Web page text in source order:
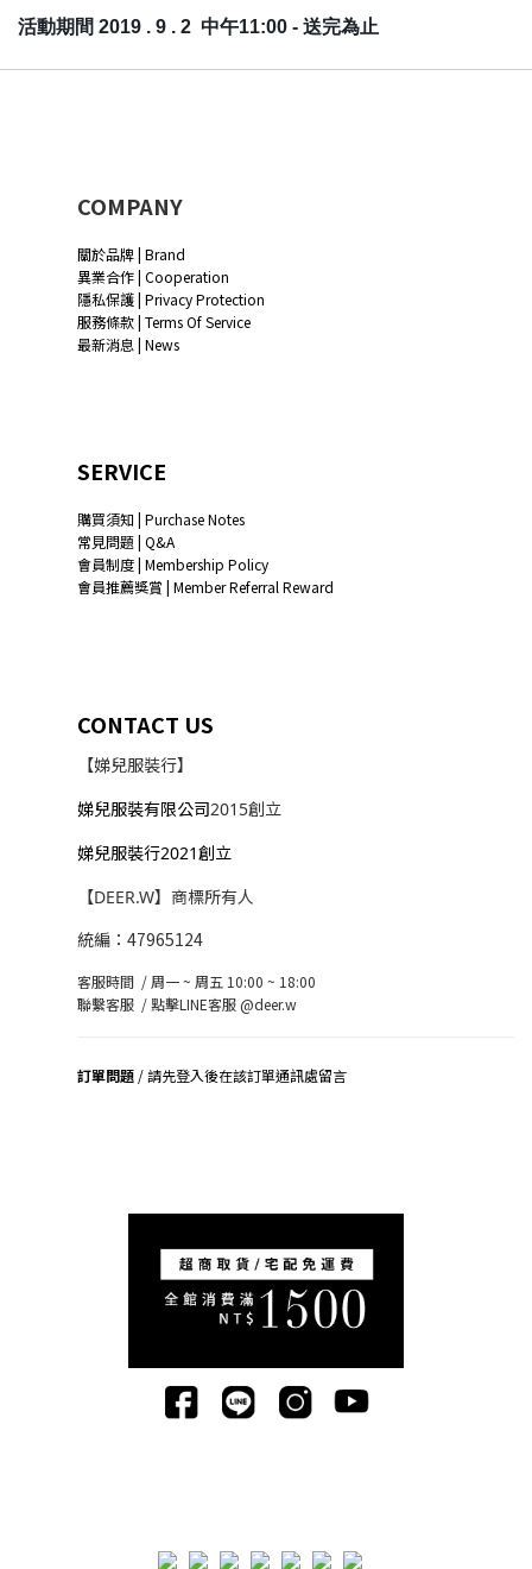
活動期間 2019 . 9 . 2 中午11:00 - 送完為止
COMPANY
關於品牌 | Brand
異業合作 | Cooperation
隱私保護 | Privacy Protection
服務條款 | Terms Of Service
最新消息 | News
SERVICE
購買須知 | Purchase Notes
常見問題 | Q&A
會員制度 | Membership Policy
會員推薦獎賞 | Member Referral Reward
CONTACT US
【娣兒服裝行】
娣兒服裝有限公司2015創立
娣兒服裝行2021創立
【DEER.W】商標所有人
統編：47965124
客服時間 / 周一 ~ 周五 10:00 ~ 18:00
聯繫客服 /點擊LINE客服 @deer.w
訂單問題 / 請先登入後在該訂單通訊處留言